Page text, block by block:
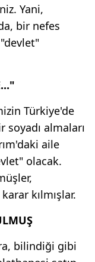
Yani,
bir nefes
Türkiye'de
soyadı almaları
aile
olacak.
kılmışlar.
bilindiği gibi